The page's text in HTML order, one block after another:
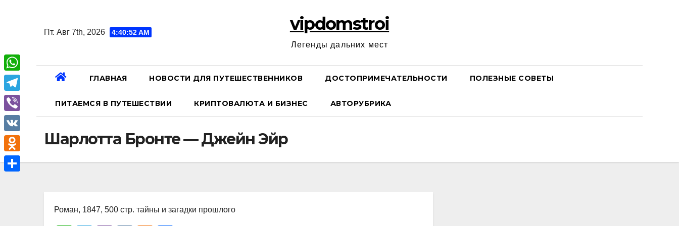
содержанию
Пт. Авг 7th, 2026 4:40:53 AM vipdomstroi
Легенды дальних мест
ГЛАВНАЯ НОВОСТИ ДЛЯ ПУТЕШЕСТВЕННИКОВ ДОСТОПРИМЕЧАТЕЛЬНОСТИ ПОЛЕЗНЫЕ СОВЕТЫ
ПИТАЕМСЯ В ПУТЕШЕСТВИИ КРИПТОВАЛЮТА И БИЗНЕС АВТОРУБРИКА
Шарлотта Бронте — Джейн Эйр
Роман, 1847, 500 стр. тайны и загадки прошлого
W
h
a
A
T
e
l
e
g
V
i
b
e
V
K
O